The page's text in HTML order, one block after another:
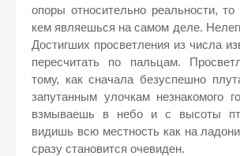
опоры относительно реальности, то
кем являешься на самом деле.
Достигших просветления из числа
пересчитать по пальцам.
тому, как сначала безуспешно
запутанным улочкам незнакомого
взмываешь в небо и с высоты
видишь всю местность как на
сразу становится очевиден.